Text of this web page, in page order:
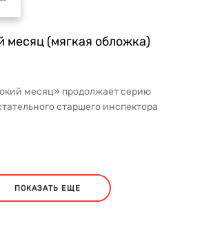
(мягкая обложка)
месяц» продолжает серию
старшего инспектора
ПОКАЗАТЬ ЕЩЕ